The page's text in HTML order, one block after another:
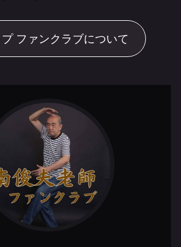
ファンクラブについて